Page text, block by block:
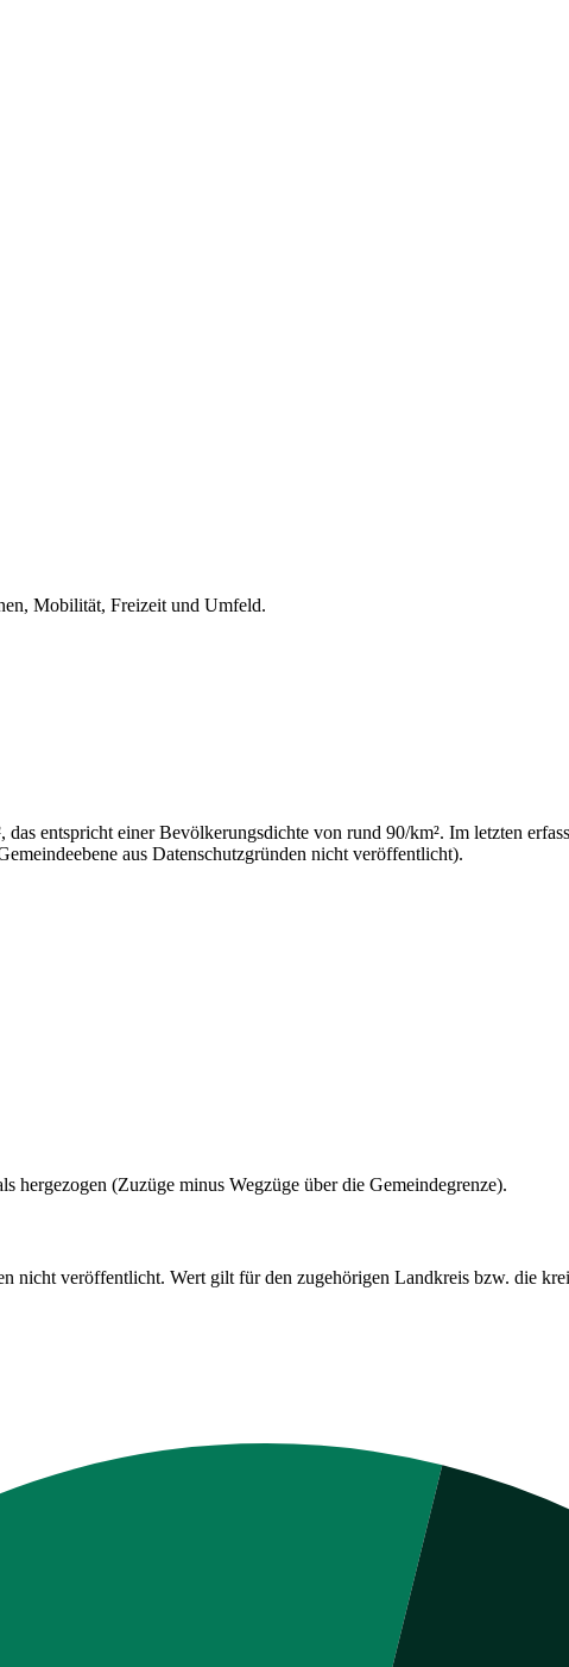
Mobilität, Freizeit und Umfeld.
entspricht einer Bevölkerungsdichte von rund 90/km². Im letzten
aus Datenschutzgründen nicht veröffentlicht).
hergezogen (Zuzüge minus Wegzüge über die Gemeindegrenze).
nicht veröffentlicht. Wert gilt für den zugehörigen Landkreis bzw. die